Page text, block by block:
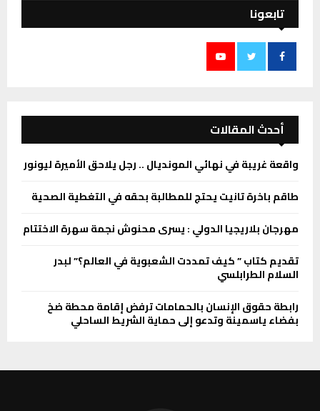
تابعونا
أحدث المقالات
واقعة غريبة في نهائي المونديال .. رجل يلاحق الأميرة ليونور
طاقم باخرة تانيت يحتج للمطالبة بحقه في التغطية الصحية
مهرجان بلاريجيا الدولي : يسرى محنوش نجمة سهرة الاختتام
تقديم كتاب ” كيف تمددت الشعبوية في العالم؟” لبدر
السلام الطرابلسي
رابطة حقوق الإنسان بالحمامات ترفض إقامة محطة ضخ
بفضاء ياسمينة وتدعو إلى حماية الشريط الساحلي